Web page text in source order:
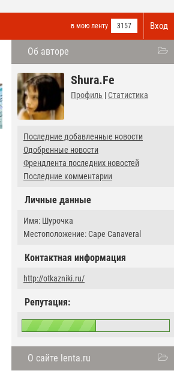
Вход
в мою ленту 3157
Об авторе
Shura.Fe
Профиль | Статистика
Последние добавленные новости
Одобренные новости
Френдлента последних новостей
Последние комментарии
Личные данные
Имя: Шурочка
Местоположение: Cape Canaveral
Контактная информация
http://otkazniki.ru/
Репутация:
О сайте lenta.ru